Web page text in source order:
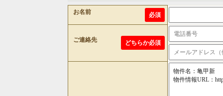
お名前 必須
ご連絡先 どちらか必須